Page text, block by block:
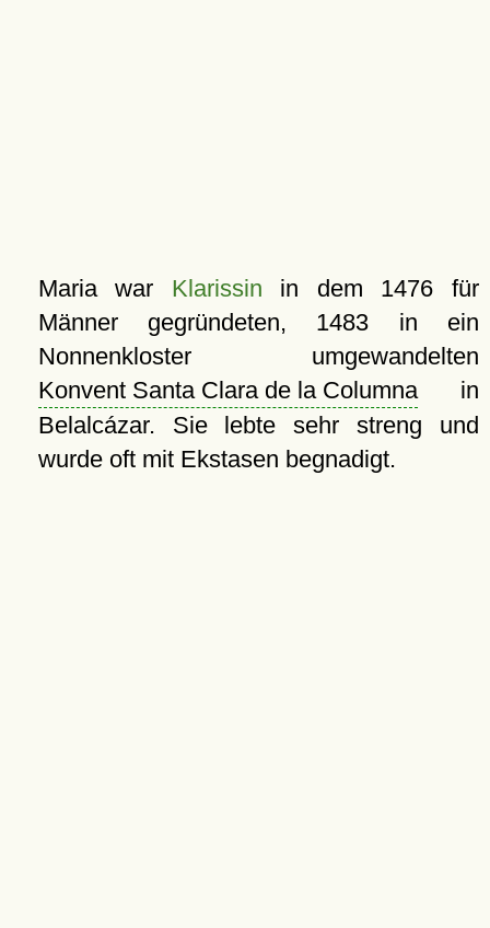
Maria war Klarissin in dem 1476 für
Männer gegründeten, 1483 in ein
Nonnenkloster umgewandelten
Konvent Santa Clara de la Columnain
Belalcázar. Sie lebte sehr streng und
wurde oft mit Ekstasen begnadigt.